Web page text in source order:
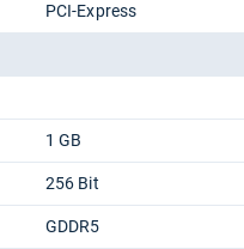
PCI-Express
1 GB
256 Bit
GDDR5